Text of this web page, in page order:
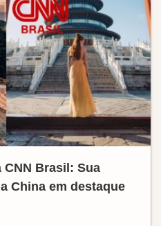
CNN Brasil: Sua
China em destaque